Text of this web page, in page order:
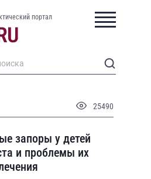
портал
25490
запоры у детей
и проблемы их